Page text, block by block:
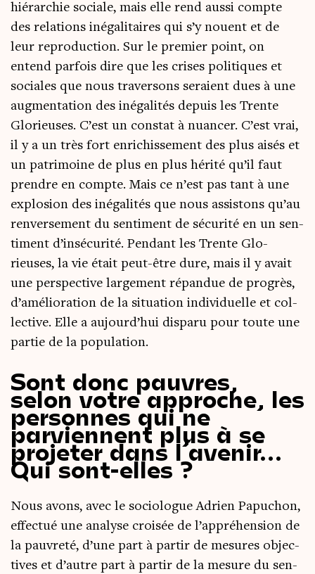
hié­rar­chie sociale, mais elle rend aus­si compte
des rela­tions inéga­li­taires qui s’y nouent et de
leur repro­duc­tion. Sur le pre­mier point, on
entend par­fois dire que les crises poli­tiques et
sociales que nous tra­ver­sons seraient dues à une
aug­men­ta­tion des inéga­li­tés depuis les Trente
Glo­rieuses. C’est un constat à nuan­cer. C’est vrai,
il y a un très fort enri­chis­se­ment des plus aisés et
un patri­moine de plus en plus héri­té qu’il faut
prendre en compte. Mais ce n’est pas tant à une
explo­sion des inéga­li­tés que nous assis­tons qu’au
ren­ver­se­ment du sen­ti­ment de sécu­ri­té en un sen­
ti­ment d’insécurité. Pen­dant les Trente Glo­
rieuses, la vie était peut-être dure, mais il y avait
une pers­pec­tive lar­ge­ment répan­due de pro­grès,
d’amélioration de la situa­tion indi­vi­duelle et col­
lec­tive. Elle a aujourd’hui dis­pa­ru pour toute une
par­tie de la population.
Sont donc pauvres,
selon votre approche, les
personnes qui ne
parviennent plus à se
projeter dans l’avenir…
Qui sont-elles ?
Nous avons, avec le socio­logue Adrien Papu­chon,
effec­tué une ana­lyse croi­sée de l’appréhension de
la pau­vre­té, d’une part à par­tir de mesures objec­
tives et d’autre part à par­tir de la mesure du sen­